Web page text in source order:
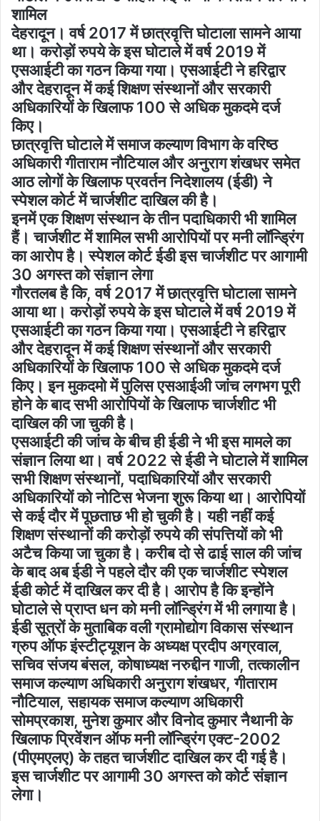
शामिल
देहरादून। वर्ष 2017 में छात्रवृत्ति घोटाला सामने आया
था। करोड़ों रुपये के इस घोटाले में वर्ष 2019 में
एसआईटी का गठन किया गया। एसआईटी ने हरिद्वार
और देहरादून में कई शिक्षण संस्थानों और सरकारी
अधिकारियों के खिलाफ 100 से अधिक मुकदमे दर्ज
किए।
छात्रवृत्ति घोटाले में समाज कल्याण विभाग के वरिष्ठ
अधिकारी गीताराम नौटियाल और अनुराग शंखधर समेत
आठ लोगों के खिलाफ प्रवर्तन निदेशालय (ईडी) ने
स्पेशल कोर्ट में चार्जशीट दाखिल की है।
इनमें एक शिक्षण संस्थान के तीन पदाधिकारी भी शामिल
हैं। चार्जशीट में शामिल सभी आरोपियों पर मनी लॉन्ड्रिंग
का आरोप है। स्पेशल कोर्ट ईडी इस चार्जशीट पर आगामी
30 अगस्त को संज्ञान लेगा
गौरतलब है कि, वर्ष 2017 में छात्रवृत्ति घोटाला सामने
आया था। करोड़ों रुपये के इस घोटाले में वर्ष 2019 में
एसआईटी का गठन किया गया। एसआईटी ने हरिद्वार
और देहरादून में कई शिक्षण संस्थानों और सरकारी
अधिकारियों के खिलाफ 100 से अधिक मुकदमे दर्ज
किए। इन मुकदमो में पुलिस एसआईअी जांच लगभग पूरी
होने के बाद सभी आरोपियों के खिलाफ चार्जशीट भी
दाखिल की जा चुकी है।
एसआईटी की जांच के बीच ही ईडी ने भी इस मामले का
संज्ञान लिया था। वर्ष 2022 से ईडी ने घोटाले में शामिल
सभी शिक्षण संस्थानों, पदाधिकारियों और सरकारी
अधिकारियों को नोटिस भेजना शुरू किया था। आरोपियों
से कई दौर में पूछताछ भी हो चुकी है। यही नहीं कई
शिक्षण संस्थानों की करोड़ों रुपये की संपत्तियों को भी
अटैच किया जा चुका है। करीब दो से ढाई साल की जांच
के बाद अब ईडी ने पहले दौर की एक चार्जशीट स्पेशल
ईडी कोर्ट में दाखिल कर दी है। आरोप है कि इन्होंने
घोटाले से प्राप्त धन को मनी लॉन्ड्रिंग में भी लगाया है।
ईडी सूत्रों के मुताबिक वली ग्रामोद्योग विकास संस्थान
ग्रुप ऑफ इंस्टीट्यूशन के अध्यक्ष प्रदीप अग्रवाल,
सचिव संजय बंसल, कोषाध्यक्ष नरुद्दीन गाजी, तत्कालीन
समाज कल्याण अधिकारी अनुराग शंखधर, गीताराम
नौटियाल, सहायक समाज कल्याण अधिकारी
सोमप्रकाश, मुनेश कुमार और विनोद कुमार नैथानी के
खिलाफ प्रिवेंशन ऑफ मनी लॉन्ड्रिंग एक्ट-2002
(पीएमएलए) के तहत चार्जशीट दाखिल कर दी गई है।
इस चार्जशीट पर आगामी 30 अगस्त को कोर्ट संज्ञान
लेगा।